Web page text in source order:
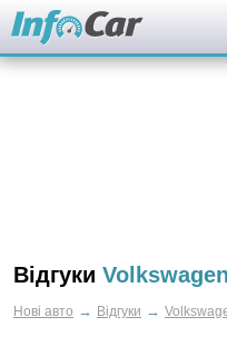
Відгуки
Нові авто → Відгуки →